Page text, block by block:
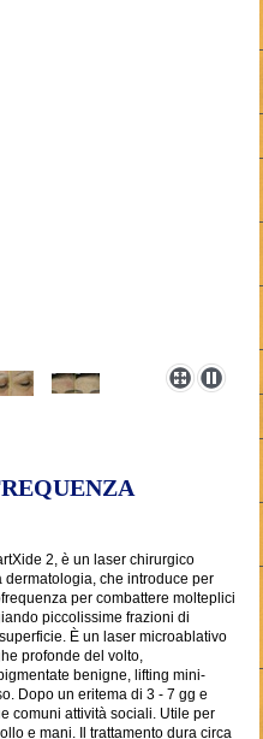
2, è un laser chirurgico
che introduce per
per combattere molteplici
piccolissime frazioni di
È un laser microablativo
profonde del volto,
benigne, lifting mini-
Dopo un eritema di 3 - 7 gg e
comuni attività sociali. Utile per
e mani. Il trattamento dura circa